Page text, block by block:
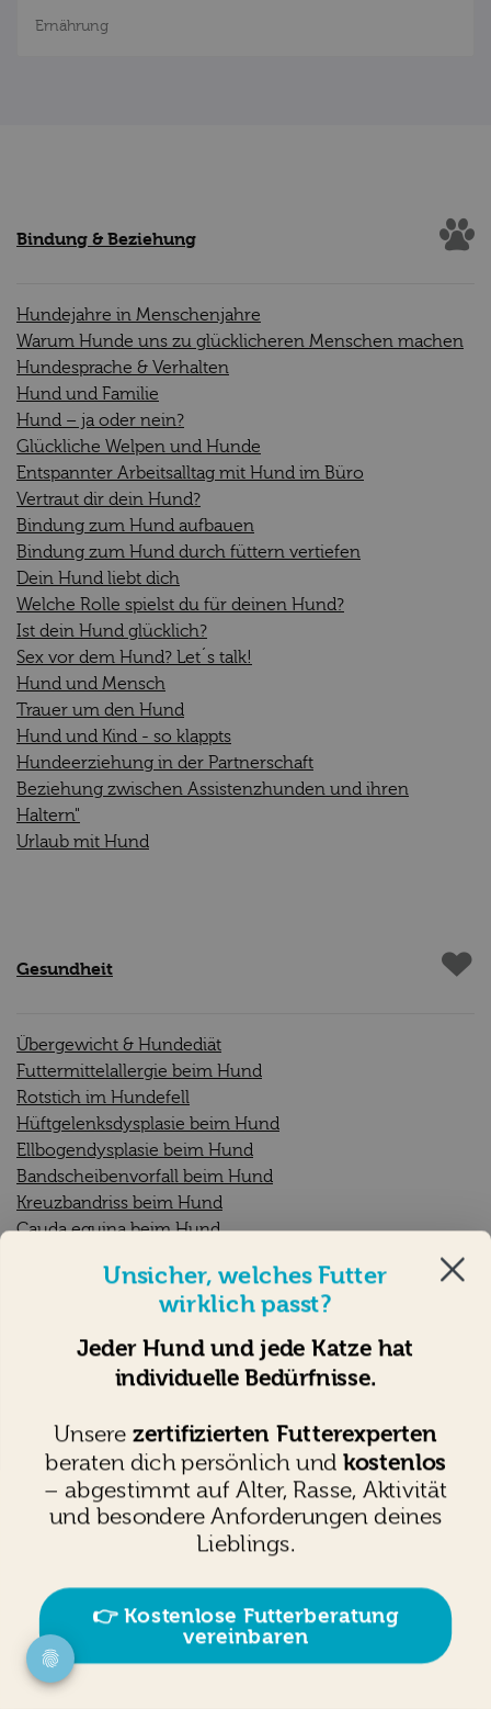
Ernährung
Bindung & Beziehung
Hundejahre in Menschenjahre
Warum Hunde uns zu glücklicheren Menschen machen
Hundesprache & Verhalten
Hund und Familie
Hund – ja oder nein?
Glückliche Welpen und Hunde
Entspannter Arbeitsalltag mit Hund im Büro
Vertraut dir dein Hund?
Bindung zum Hund aufbauen
Bindung zum Hund durch füttern vertiefen
Dein Hund liebt dich
Welche Rolle spielst du für deinen Hund?
Ist dein Hund glücklich?
Sex vor dem Hund? Let´s talk!
Hund und Mensch
Trauer um den Hund
Hund und Kind - so klappts
Hundeerziehung in der Partnerschaft
Beziehung zwischen Assistenzhunden und ihren
Haltern"
Urlaub mit Hund
Gesundheit
Übergewicht & Hundediät
Futtermittelallergie beim Hund
Rotstich im Hundefell
Hüftgelenksdysplasie beim Hund
Ellbogendysplasie beim Hund
Bandscheibenvorfall beim Hund
Kreuzbandriss beim Hund
Cauda equina beim Hund
Arthrose beim Hund
Giardien beim Hund
Zwingerhusten
Leishmaniose beim Hund
Hund impfen
Hunde entwurmen
Zecken beim Hund
Hund trinkt viel
Hundekrallen schneiden
Verstopfung beim Hund
Hund zittert
Grasmilben Hund
Hund frisst nicht
Unsicher, welches Futter
wirklich passt?
Jeder Hund und jede Katze hat
individuelle Bedürfnisse.
Unsere zertifizierten Futterexperten
beraten dich persönlich und kostenlos
– abgestimmt auf Alter, Rasse, Aktivität
und besondere Anforderungen deines
Lieblings.
👉 Kostenlose Futterberatung
vereinbaren